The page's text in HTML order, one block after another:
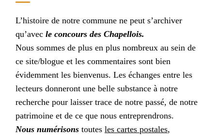
L’histoire de notre commune ne peut s’archiver
qu’avec le concours des Chapellois.
Nous sommes de plus en plus nombreux au sein de
ce site/blogue et les commentaires sont bien
évidemment les bienvenus. Les échanges entre les
lecteurs donneront une belle substance à notre
recherche pour laisser trace de notre passé, de notre
patrimoine et de ce que nous entreprendrons.
Nous numérisons toutes les cartes postales,